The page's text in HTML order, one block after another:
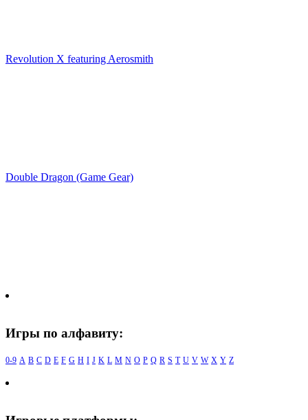
Revolution X featuring Aerosmith
Double Dragon (Game Gear)
Игры по алфавиту:
0-9 A B C D E F G H I J K L M N O P Q R S T U V W X Y Z